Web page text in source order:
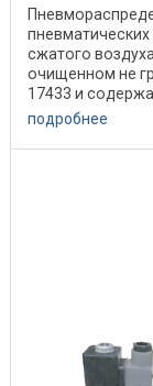
сжатого
очищенном не
17433 и
35 мм2/с при ...
подробнее